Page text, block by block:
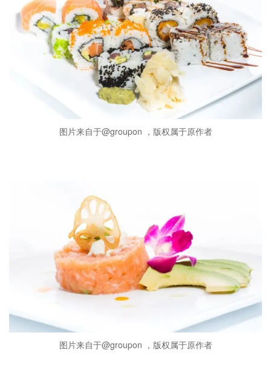
图片来自于@groupon ，版权属于原作者
图片来自于@groupon ，版权属于原作者